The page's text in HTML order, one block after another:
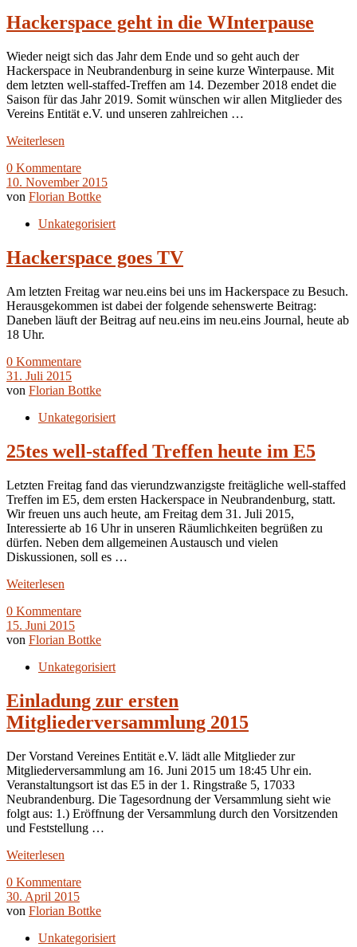
Hackerspace geht in die WInterpause
Wieder neigt sich das Jahr dem Ende und so geht auch der
Hackerspace in Neubrandenburg in seine kurze Winterpause. Mit
dem letzten well-staffed-Treffen am 14. Dezember 2018 endet die
Saison für das Jahr 2019. Somit wünschen wir allen Mitglieder des
Vereins Entität e.V. und unseren zahlreichen …
Weiterlesen
0 Kommentare
10. November 2015
von Florian Bottke
Unkategorisiert
Hackerspace goes TV
Am letzten Freitag war neu.eins bei uns im Hackerspace zu Besuch.
Herausgekommen ist dabei der folgende sehenswerte Beitrag:
Daneben läuft der Beitrag auf neu.eins im neu.eins Journal, heute ab
18 Uhr.
0 Kommentare
31. Juli 2015
von Florian Bottke
Unkategorisiert
25tes well-staffed Treffen heute im E5
Letzten Freitag fand das vierundzwanzigste freitägliche well-staffed
Treffen im E5, dem ersten Hackerspace in Neubrandenburg, statt.
Wir freuen uns auch heute, am Freitag dem 31. Juli 2015,
Interessierte ab 16 Uhr in unseren Räumlichkeiten begrüßen zu
dürfen. Neben dem allgemeinen Austausch und vielen
Diskussionen, soll es …
Weiterlesen
0 Kommentare
15. Juni 2015
von Florian Bottke
Unkategorisiert
Einladung zur ersten
Mitgliederversammlung 2015
Der Vorstand Vereines Entität e.V. lädt alle Mitglieder zur
Mitgliederversammlung am 16. Juni 2015 um 18:45 Uhr ein.
Veranstaltungsort ist das E5 in der 1. Ringstraße 5, 17033
Neubrandenburg. Die Tagesordnung der Versammlung sieht wie
folgt aus: 1.) Eröffnung der Versammlung durch den Vorsitzenden
und Feststellung …
Weiterlesen
0 Kommentare
30. April 2015
von Florian Bottke
Unkategorisiert